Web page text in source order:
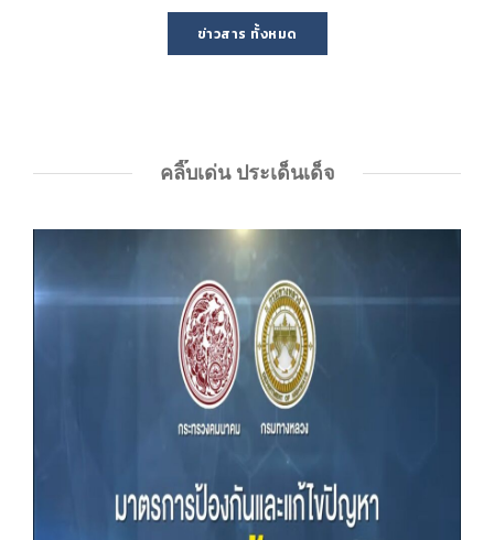
การแถลงข่าวโครงการ “คมนาคมอาสาช่วยกาชาด”
พิธีเปิดโครงการฝึกอบรมหลักสูตร "การเพิ่มประสิทธิภาพในการ
การตรวจเยี่ยม และสร้างขวัญกำลังใจให้กับผู้ปฎิบัติหน้าที่ในช่วง
วันหยุดยาวเทศกาลปีใหม่ 2558
ข่าวสาร ทั้งหมด
คลิ๊บเด่น ประเด็นเด็จ